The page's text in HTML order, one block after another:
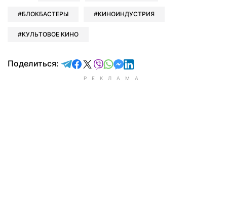
БЛОКБАСТЕРЫ КИНОИНДУСТРИЯ
КУЛЬТОВОЕ КИНО
Поделиться: отправить в Telegram
поделиться в Facebook
поделиться в X
отправить в Viber
отправить в Whatsapp
отправить в Messenger
отправить в LinkedIn